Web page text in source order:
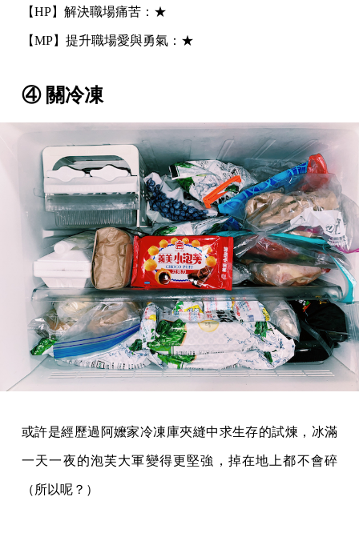
【HP】解決職場痛苦：★
【MP】提升職場愛與勇氣：★
④ 關冷凍
或許是經歷過阿嬤家冷凍庫夾縫中求生存的試煉，冰滿
一天一夜的泡芙大軍變得更堅強，掉在地上都不會碎
（所以呢？）